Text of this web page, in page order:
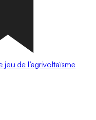
de l’agrivoltaïsme